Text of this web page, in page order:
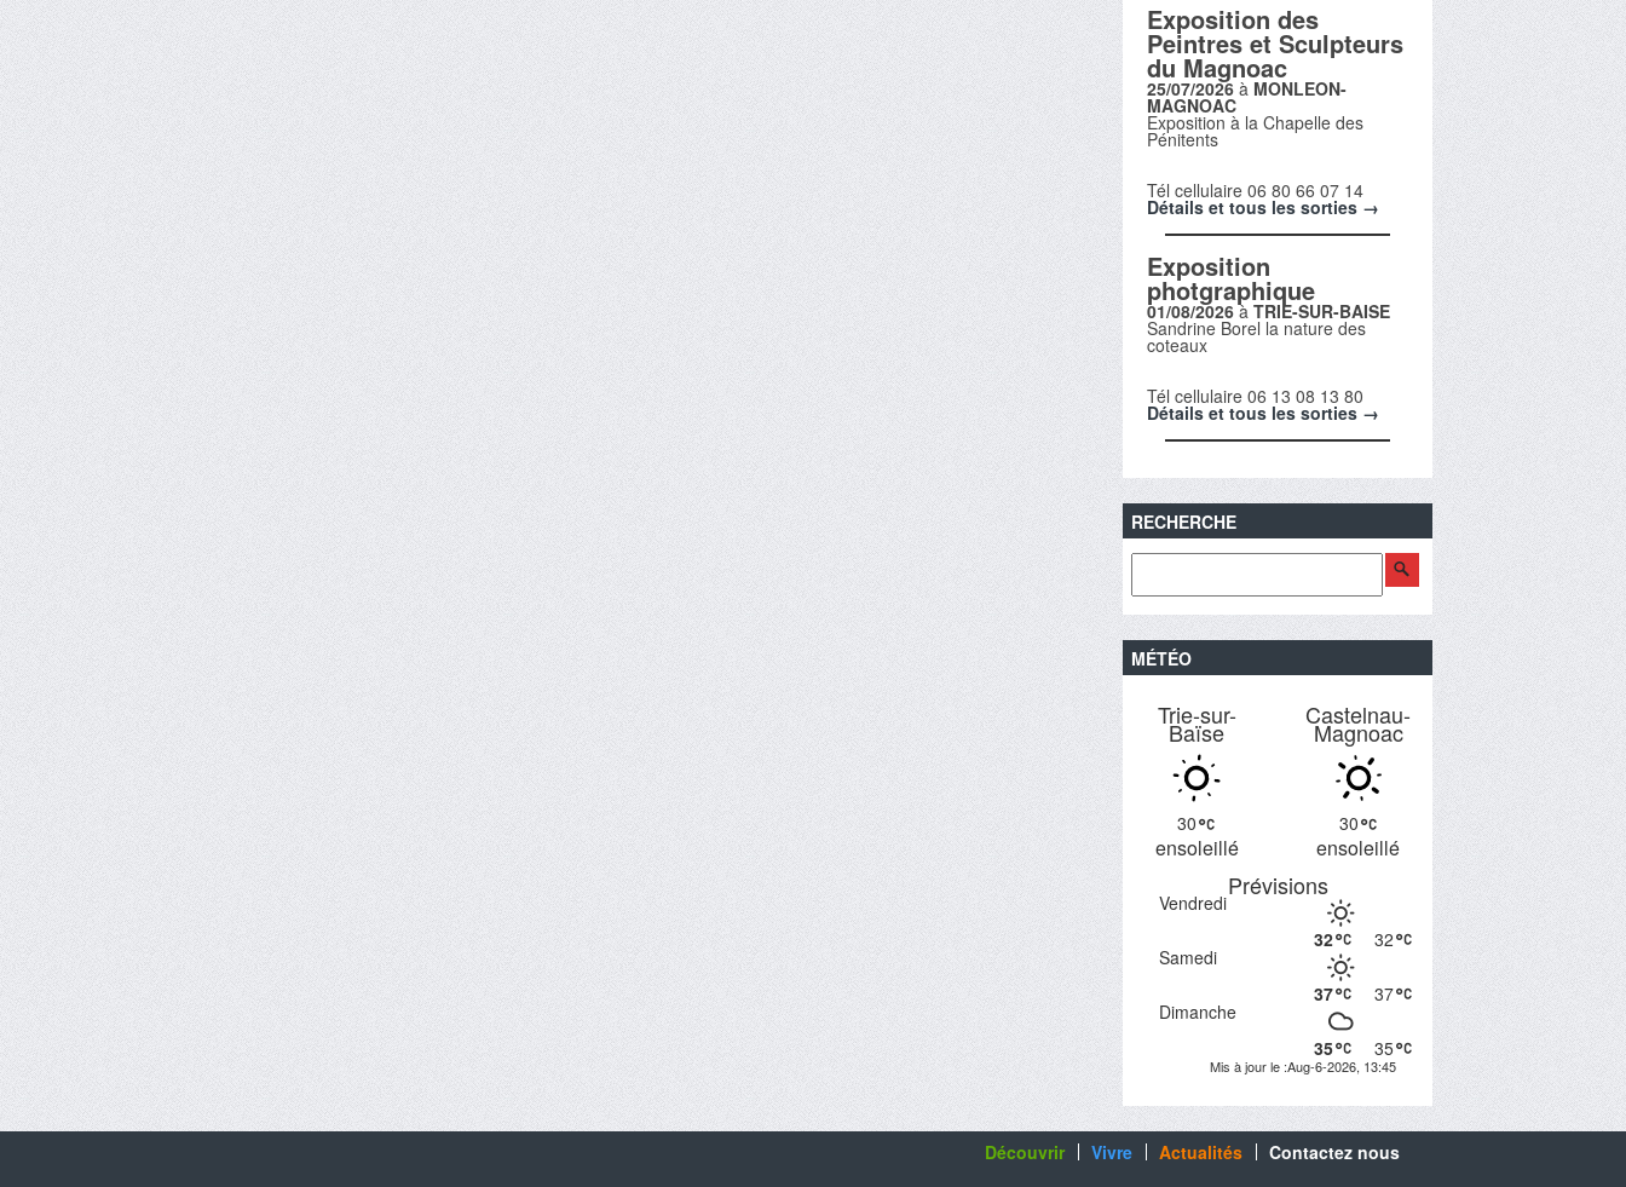
Exposition des
Peintres et Sculpteurs
du Magnoac
25/07/2026 à MONLEON-
MAGNOAC
Exposition à la Chapelle des
Pénitents
Tél cellulaire 06 80 66 07 14
Détails et tous les sorties →
Exposition
photgraphique
01/08/2026à TRIE-SUR-BAISE
Sandrine Borel la nature des
coteaux
Tél cellulaire 06 13 08 13 80
Détails et tous les sorties →
RECHERCHE
MÉTÉO
Trie-sur-
Baïse
30
ensoleillé
Castelnau-
Magnoac
30
ensoleillé
Prévisions
Vendredi
32
32
Samedi
37
37
Dimanche
35
35
Mis à jour le :Aug-6-2026, 13:45
Découvrir Vivre Actualités Contactez nous